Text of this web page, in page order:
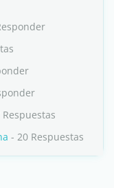
Respuestas
- 20 Respuestas